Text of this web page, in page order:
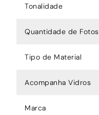
Tonalidade
Quantidade de Fotos
Tipo de Material
Acompanha Vidros
Marca